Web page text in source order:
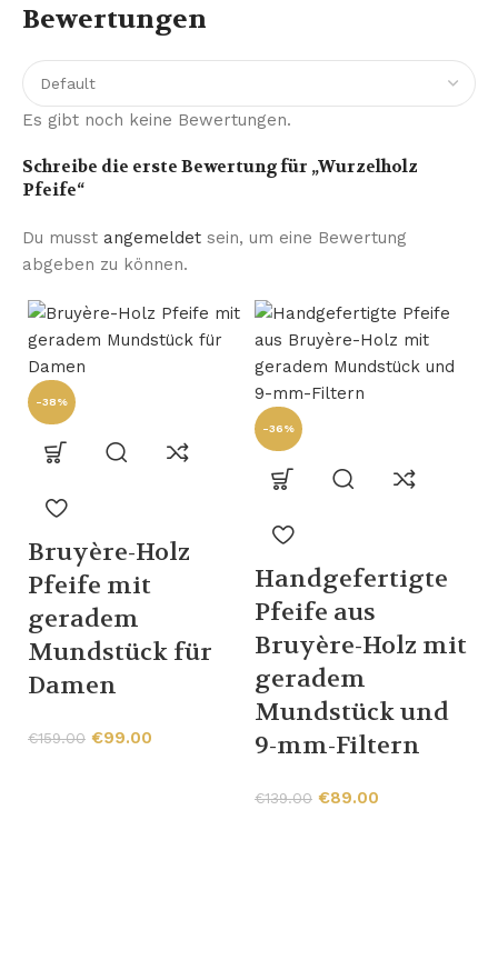
Bewertungen
Es gibt noch keine Bewertungen.
Schreibe die erste Bewertung für „Wurzelholz
Pfeife“
Du musst angemeldet sein, um eine Bewertung
abgeben zu können.
-38%
Bruyère-Holz
Pfeife mit
geradem
Mundstück für
Damen
€159.00 €99.00
-36%
Handgefertigte
Pfeife aus
Bruyère-Holz mit
geradem
Mundstück und
9-mm-Filtern
€139.00 €89.00